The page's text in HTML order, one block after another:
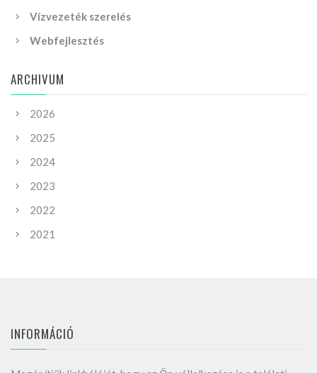
Vízvezeték szerelés
Webfejlesztés
ARCHIVUM
2026
2025
2024
2023
2022
2021
INFORMÁCIÓ